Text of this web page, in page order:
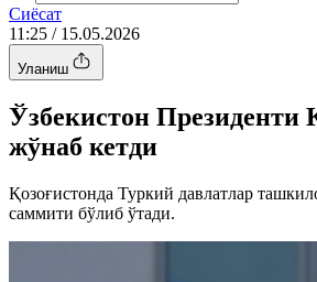
Сиёсат
11:25 / 15.05.2026
Уланиш
Ўзбекистон Президенти
жўнаб кетди
Қозоғистонда Туркий давлатлар
саммити бўлиб ўтади.